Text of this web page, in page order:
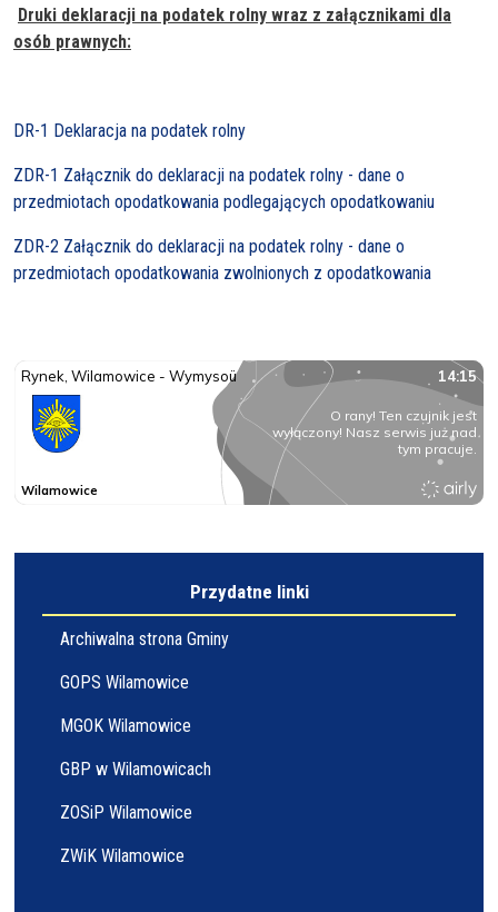
Druki deklaracji na podatek rolny wraz z załącznikami dla
osób prawnych:
DR-1 Deklaracja na podatek rolny
ZDR-1 Załącznik do deklaracji na podatek rolny - dane o
przedmiotach opodatkowania podlegających opodatkowaniu
ZDR-2 Załącznik do deklaracji na podatek rolny - dane o
przedmiotach opodatkowania zwolnionych z opodatkowania
Przydatne linki
Archiwalna strona Gminy
GOPS Wilamowice
MGOK Wilamowice
GBP w Wilamowicach
ZOSiP Wilamowice
ZWiK Wilamowice